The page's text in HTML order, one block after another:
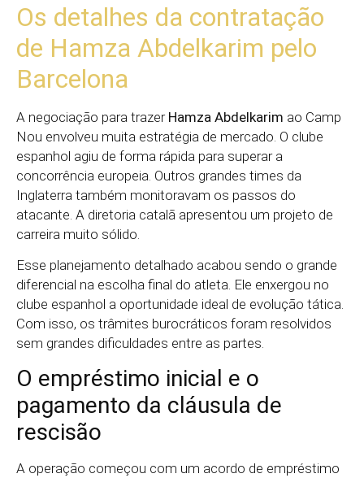
Os detalhes da contratação
de Hamza Abdelkarim pelo
Barcelona
A negociação para trazer Hamza Abdelkarim ao Camp
Nou envolveu muita estratégia de mercado. O clube
espanhol agiu de forma rápida para superar a
concorrência europeia. Outros grandes times da
Inglaterra também monitoravam os passos do
atacante. A diretoria catalã apresentou um projeto de
carreira muito sólido.
Esse planejamento detalhado acabou sendo o grande
diferencial na escolha final do atleta. Ele enxergou no
clube espanhol a oportunidade ideal de evolução tática.
Com isso, os trâmites burocráticos foram resolvidos
sem grandes dificuldades entre as partes.
O empréstimo inicial e o
pagamento da cláusula de
rescisão
A operação começou com um acordo de empréstimo